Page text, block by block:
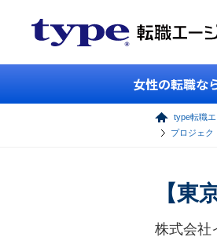
女性の転職な
type転職
プロジェク
【東
株式会社